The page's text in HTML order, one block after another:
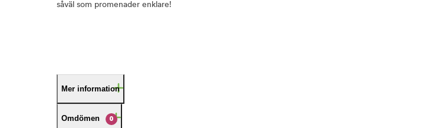
såväl som promenader enklare!
Mer information
Omdömen 0